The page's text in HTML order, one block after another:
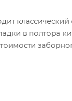
в полтора